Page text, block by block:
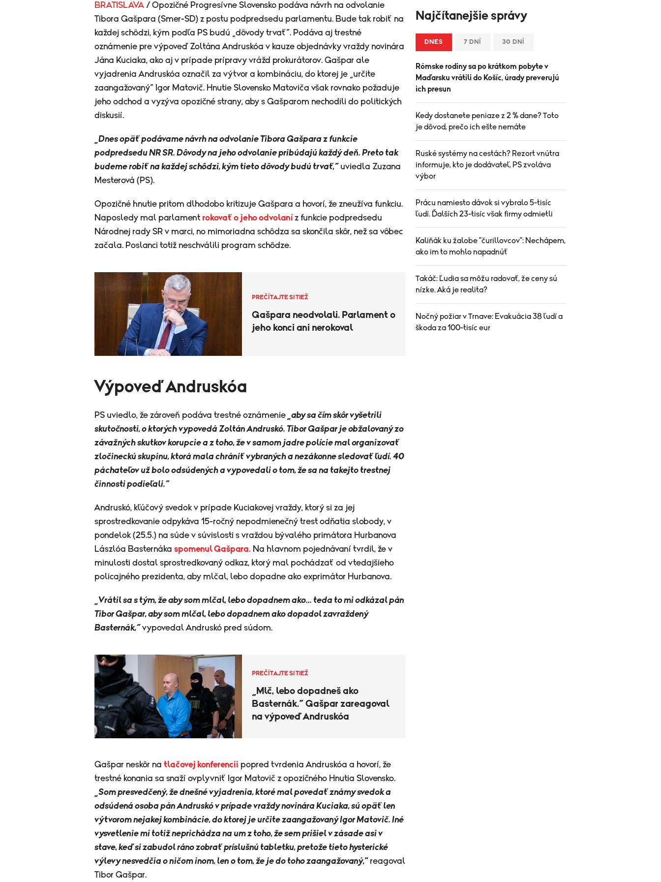
BRATISLAVA / Opozičné Progresívne Slovensko podáva návrh na odvolanie
Tibora Gašpara (Smer-SD) z postu podpredsedu parlamentu. Bude tak robiť na
každej schôdzi, kým podľa PS budú „dôvody trvať“. Podáva aj trestné
oznámenie pre výpoveď Zoltána Andruskóa v kauze objednávky vraždy novinára
Jána Kuciaka, ako aj v prípade prípravy vrážd prokurátorov. Gašpar ale
vyjadrenia Andruskóa označil za výtvor a kombináciu, do ktorej je „určite
zaangažovaný“ Igor Matovič. Hnutie Slovensko Matoviča však rovnako požaduje
jeho odchod a vyzýva opozičné strany, aby s Gašparom nechodili do politických
diskusií.
„Dnes opäť podávame návrh na odvolanie Tibora Gašpara z funkcie
podpredsedu NR SR. Dôvody na jeho odvolanie pribúdajú každý deň. Preto tak
budeme robiť na každej schôdzi, kým tieto dôvody budú trvať,“ uviedla Zuzana
Mesterová (PS).
Opozičné hnutie pritom dlhodobo kritizuje Gašpara a hovorí, že zneužíva funkciu.
Naposledy mal parlament rokovať o jeho odvolaní z funkcie podpredsedu
Národnej rady SR v marci, no mimoriadna schôdza sa skončila skôr, než sa vôbec
začala. Poslanci totiž neschválili program schôdze.
PREČÍTAJTE SI TIEŽ
Gašpara neodvolali. Parlament o
jeho konci ani nerokoval
Výpoveď Andruskóa
PS uviedlo, že zároveň podáva trestné oznámenie „aby sa čím skôr vyšetrili
skutočnosti, o ktorých vypovedá Zoltán Andruskó. Tibor Gašpar je obžalovaný zo
závažných skutkov korupcie a z toho, že v samom jadre polície mal organizovať
zločineckú skupinu, ktorá mala chrániť vybraných a nezákonne sledovať ľudí. 40
páchateľov už bolo odsúdených a vypovedali o tom, že sa na takejto trestnej
činnosti podieľali.“
Andruskó, kľúčový svedok v prípade Kuciakovej vraždy, ktorý si za jej
sprostredkovanie odpykáva 15-ročný nepodmienečný trest odňatia slobody, v
pondelok (25.5.) na súde v súvislosti s vraždou bývalého primátora Hurbanova
Lászlóa Basternáka spomenul Gašpara. Na hlavnom pojednávaní tvrdil, že v
minulosti dostal sprostredkovaný odkaz, ktorý mal pochádzať od vtedajšieho
policajného prezidenta, aby mlčal, lebo dopadne ako exprimátor Hurbanova.
„Vrátil sa s tým, že aby som mlčal, lebo dopadnem ako... teda to mi odkázal pán
Tibor Gašpar, aby som mlčal, lebo dopadnem ako dopadol zavraždený
Basternák,“ vypovedal Andruskó pred súdom.
PREČÍTAJTE SI TIEŽ
„Mlč, lebo dopadneš ako
Basternák.“ Gašpar zareagoval
na výpoveď Andruskóa
Gašpar neskôr na tlačovej konferencii popred tvrdenia Andruskóa a hovorí, že
trestné konania sa snaží ovplyvniť Igor Matovič z opozičného Hnutia Slovensko.
„Som presvedčený, že dnešné vyjadrenia, ktoré mal povedať známy svedok a
odsúdená osoba pán Andruskó v prípade vraždy novinára Kuciaka, sú opäť len
výtvorom nejakej kombinácie, do ktorej je určite zaangažovaný Igor Matovič. Iné
vysvetlenie mi totiž neprichádza na um z toho, že sem prišiel v zásade asi v
stave, keď si zabudol ráno zobrať príslušnú tabletku, pretože tieto hysterické
výlevy nesvedčia o ničom inom, len o tom, že je do toho zaangažovaný,"reagoval
Tibor Gašpar.
Najčítanejšie správy
DNES 7 DNÍ 30 DNÍ
Rómske rodiny sa po krátkom pobyte v
Maďarsku vrátili do Košíc, úrady preverujú
ich presun
Kedy dostanete peniaze z 2 % dane? Toto
je dôvod, prečo ich ešte nemáte
Ruské systémy na cestách? Rezort vnútra
informuje, kto je dodávateľ, PS zvoláva
výbor
Prácu namiesto dávok si vybralo 5-tisíc
ľudí. Ďalších 23-tisíc však firmy odmietli
Kaliňák ku žalobe "čurillovcov": Nechápem,
ako im to mohlo napadnúť
Takáč: Ľudia sa môžu radovať, že ceny sú
nízke. Aká je realita?
Nočný požiar v Trnave: Evakuácia 38 ľudí a
škoda za 100-tisíc eur